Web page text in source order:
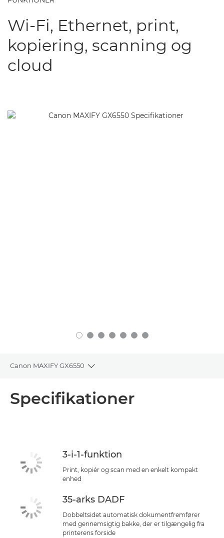
Wi-Fi, Ethernet, print,
kopiering, scanning og
cloud
Canon MAXIFY GX6550
Toggle breadcrumbs
KØB BLÆK
Specifikationer
3-i-1-funktion
Print, kopiér og scan med en enkelt kompakt
enhed
35-arks DADF
Dobbeltsidet automatisk dokumentfremfører
med gennemsigtig bakke, der er tilgængelig fra
printerens forside